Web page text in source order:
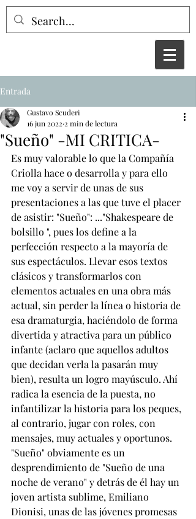
Entrada
"Sueño" -MI CRITICA-
Gustavo Scuderi
16 jun 2022 2 min de lectura
Es muy valorable lo que la Compañía
Criolla hace o desarrolla y para ello
me voy a servir de unas de sus
presentaciones a las que tuve el placer
de asistir: "Sueño": ..."Shakespeare de
bolsillo ", pues los define a la
perfección respecto a la mayoría de
sus espectáculos. Llevar esos textos
clásicos y transformarlos con
elementos actuales en una obra más
actual, sin perder la línea o historia de
esa dramaturgia, haciéndolo de forma
divertida y atractiva para un público
infante (aclaro que aquellos adultos
que decidan verla la pasarán muy
bien), resulta un logro mayúsculo. Ahí
radica la esencia de la puesta, no
infantilizar la historia para los peques,
al contrario, jugar con roles, con
mensajes, muy actuales y oportunos.
"Sueño" obviamente es un
desprendimiento de "Sueño de una
noche de verano" y detrás de él hay un
joven artista sublime, Emiliano
Dionisi, unas de las jóvenes promesas